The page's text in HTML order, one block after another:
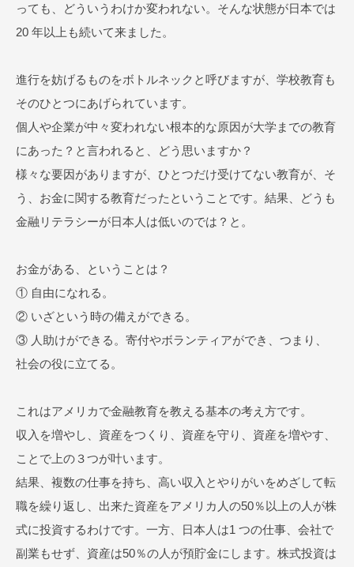
っても、どういうわけか変われない。そんな状態が日本では
20 年以上も続いて来ました。
進行を妨げるものをボトルネックと呼びますが、学校教育も
そのひとつにあげられています。
個人や企業が中々変われない根本的な原因が大学までの教育
にあった？と言われると、どう思いますか？
様々な要因がありますが、ひとつだけ受けてない教育が、そ
う、お金に関する教育だったということです。結果、どうも
金融リテラシーが日本人は低いのでは？と。
お金がある、ということは？
① 自由になれる。
② いざという時の備えができる。
③ 人助けができる。寄付やボランティアができ、つまり、
社会の役に立てる。
これはアメリカで金融教育を教える基本の考え方です。
収入を増やし、資産をつくり、資産を守り、資産を増やす、
ことで上の３つが叶います。
結果、複数の仕事を持ち、高い収入とやりがいをめざして転
職を繰り返し、出来た資産をアメリカ人の50％以上の人が株
式に投資するわけです。一方、日本人は1 つの仕事、会社で
副業もせず、資産は50％の人が預貯金にします。株式投資は